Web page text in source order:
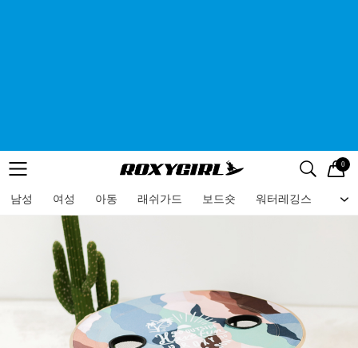
메뉴 검색
로고 0
남성 여성 아동 래쉬가드 보드숏 워터레깅스 비
메뉴